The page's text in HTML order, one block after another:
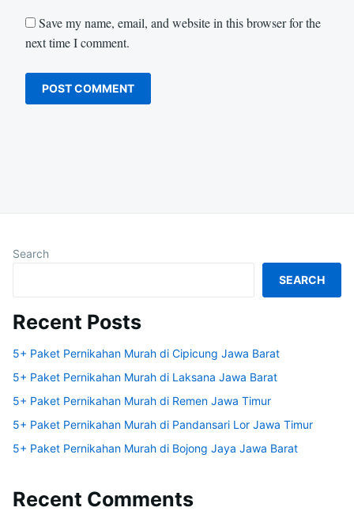
Save my name, email, and website in this browser for the
next time I comment.
Search
SEARCH
Recent Posts
5+ Paket Pernikahan Murah di Cipicung Jawa Barat
5+ Paket Pernikahan Murah di Laksana Jawa Barat
5+ Paket Pernikahan Murah di Remen Jawa Timur
5+ Paket Pernikahan Murah di Pandansari Lor Jawa Timur
5+ Paket Pernikahan Murah di Bojong Jaya Jawa Barat
Recent Comments